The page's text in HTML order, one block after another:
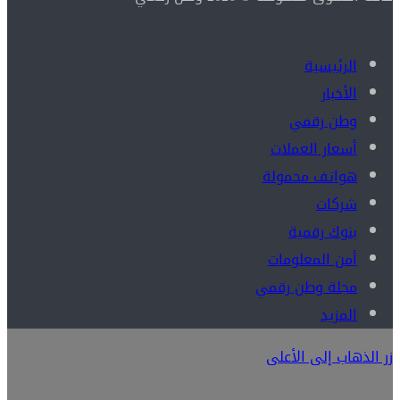
الرئيسية
الأخبار
وطن رقمي
أسعار العملات
هواتف محمولة
شركات
بنوك رقمية
أمن المعلومات
مجلة وطن رقمي
المزيد
زر الذهاب إلى الأعلى